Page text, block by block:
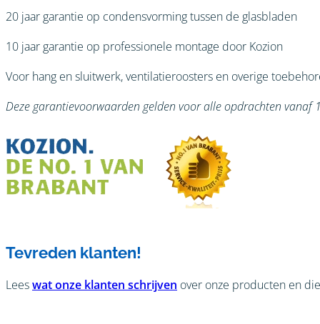
20 jaar garantie op condensvorming tussen de glasbladen
10 jaar garantie op professionele montage door Kozion
Voor hang en sluitwerk, ventilatieroosters en overige
Deze garantievoorwaarden gelden voor alle opdrachten vanaf
Tevreden klanten!
Leeswat onze klanten schrijven over onze producten en